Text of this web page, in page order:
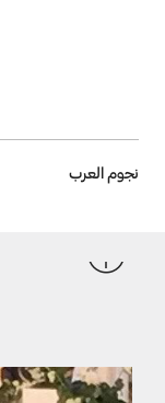
Breadcrumb
نجوم العرب